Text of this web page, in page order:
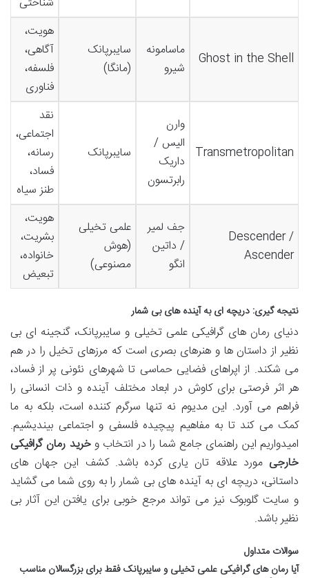
Ghost in the Shell
ماسامونه
شیرو
سایبرپانک
(مانگا)
هویت،
آگاهی،
فلسفه،
فناوری
Transmetropolitan
وارن
الیس /
داریک
رابرتسون
سایبرپانک
نقد
اجتماعی،
رسانه،
فساد،
طنز سیاه
Descender /
Ascender
جف لمیر
/ داتین
انگو
علمی تخیلی
(هوش
مصنوعی)
هویت،
بشریت،
خانواده،
تبعیض
نتیجه گیری: دریچه ای به آینده های بی شمار
دنیای رمان های گرافیکی علمی تخیلی و سایبرپانک، گنجینه ای بی
نظیر از داستان ها و هنرهای بصری است که مرزهای تخیل را در هم
می شکند. از اپراهای فضایی حماسی تا شهرهای نئونی پر از فساد،
هر اثر فرصتی برای کاوش در ابعاد مختلف آینده و ذات انسانی را
فراهم می آورد. این مدیوم نه تنها سرگرم کننده است، بلکه به ما
کمک می کند تا به مفاهیم پیچیده فلسفی و اجتماعی بیندیشیم.
امیدواریم این راهنمای جامع شما را در انتخاب وخرید رمان گرافیکی
خارجی مورد علاقه تان یاری کرده باشد. کشف این جهان های
داستانی، دریچه ای به آینده های بی شمار را به روی شما می گشاید
و سایت گلوبوک نیز می تواند مرجع خوبی برای یافتن این آثار بی
نظیر باشد.
سوالات متداول
آیا رمان های گرافیکی علمی تخیلی و سایبرپانک فقط برای بزرگسالان مناسب